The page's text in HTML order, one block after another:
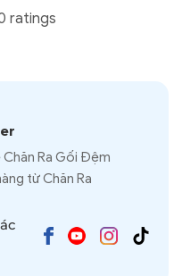
ratings
Ra Gối Đệm
từ Chăn Ra